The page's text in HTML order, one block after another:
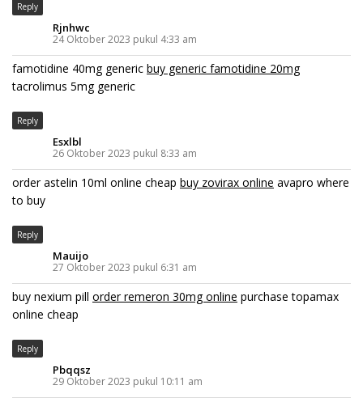
Reply
Rjnhwc
24 Oktober 2023 pukul 4:33 am
famotidine 40mg generic buy generic famotidine 20mg
tacrolimus 5mg generic
Reply
Esxlbl
26 Oktober 2023 pukul 8:33 am
order astelin 10ml online cheap buy zovirax online avapro where
to buy
Reply
Mauijo
27 Oktober 2023 pukul 6:31 am
buy nexium pill order remeron 30mg online purchase topamax
online cheap
Reply
Pbqqsz
29 Oktober 2023 pukul 10:11 am